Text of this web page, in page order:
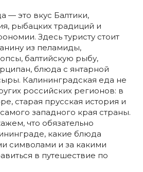
— это вкус Балтики,
рыбацких традиций и
Здесь туристу стоит
из пеламиды,
балтийскую рыбу,
блюда с янтарной
Калининградская еда не
российских регионов: в
старая прусская история и
западного края страны.
что обязательно
какие блюда
символами и за какими
в путешествие по